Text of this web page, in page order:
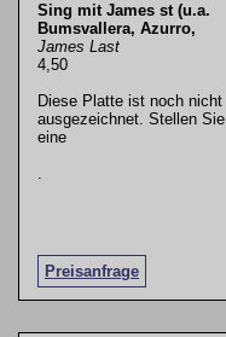
Sing mit James st (u.a.
Bumsvallera, Azurro,
James Last
4,50
Diese Platte ist noch nicht
ausgezeichnet. Stellen Sie
eine
Preisanfrage
.